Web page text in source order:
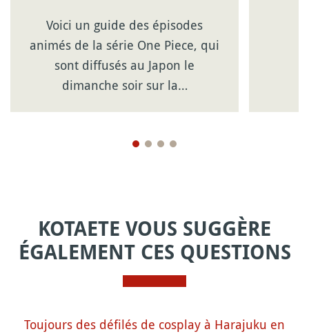
Voici un guide des épisodes
animés de la série One Piece, qui
sont diffusés au Japon le
dimanche soir sur la…
KOTAETE VOUS SUGGÈRE
ÉGALEMENT CES QUESTIONS
Toujours des défilés de cosplay à Harajuku en